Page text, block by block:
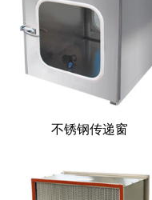
不锈钢传递窗